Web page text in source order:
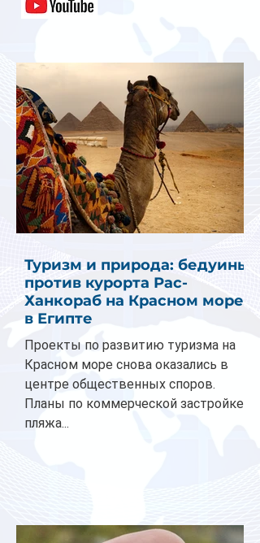
Туризм и природа: бедуины
против курорта Рас-
Ханкораб на Красном море
в Египте
Проекты по развитию туризма на
Красном море снова оказались в
центре общественных споров.
Планы по коммерческой застройке
пляжа...